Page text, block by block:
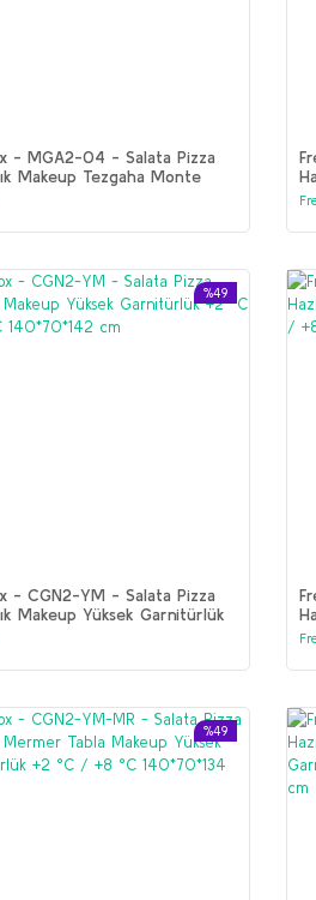
- MGA2-04 - Salata Pizza
Makeup Tezgaha Monte
/ +8 °C 140*70*97 cm
/
%49
- CGN2-YM - Salata Pizza
Makeup Yüksek Garnitürlük
/ +8 °C 140*70*142 cm
%49